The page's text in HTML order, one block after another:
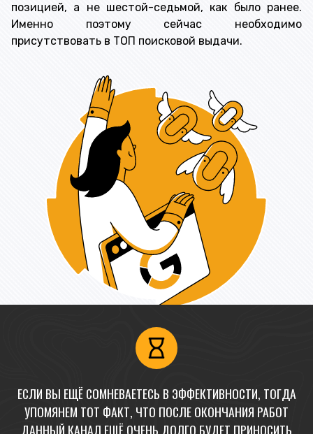
позицией, а не шестой-седьмой, как было ранее.
Именно поэтому сейчас необходимо
присутствовать в ТОП поисковой выдачи.
ЕСЛИ ВЫ ЕЩЁ СОМНЕВАЕТЕСЬ В ЭФФЕКТИВНОСТИ, ТОГДА
УПОМЯНЕМ ТОТ ФАКТ, ЧТО ПОСЛЕ ОКОНЧАНИЯ РАБОТ
ДАННЫЙ КАНАЛ ЕЩЁ ОЧЕНЬ ДОЛГО БУДЕТ ПРИНОСИТЬ